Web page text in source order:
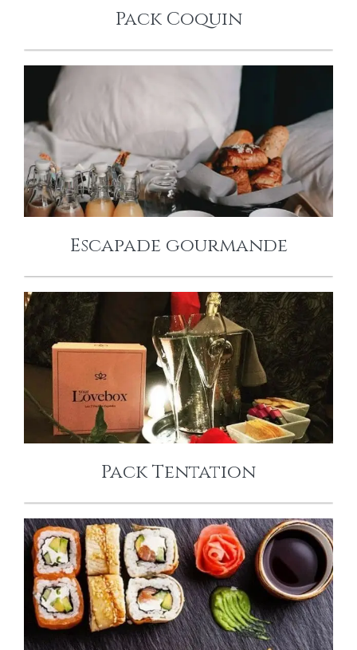
Pack Coquin
ESCAPADE
GOURMANDE
Escapade gourmande
PACK TENTATION
Pack Tentation
SUSHIS